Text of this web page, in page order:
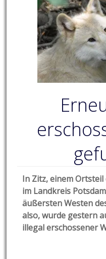
In Zitz, einem Ortsteil
im Landkreis
äußersten Westen
also, wurde gestern
illegal erschossener